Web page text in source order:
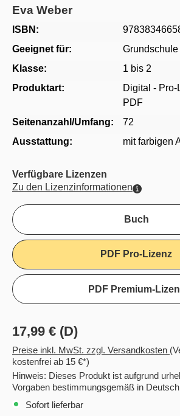
Eva Weber
ISBN:
Geeignet für:
Grundschule
Klasse:
1 bis 2
Produktart:
Digital -
PDF
Seitenanzahl/Umfang:
72
Ausstattung:
mit farbigen
Verfügbare Lizenzen
Zu den Lizenzinformationen
Buch
PDF Pro-Lizenz
PDF Premium-
17,99 € (D)
Preise inkl. MwSt. zzgl. Versandkosten
kostenfrei ab 15 €*)
Hinweis: Dieses Produkt ist aufgrund
Vorgaben bestimmungsgemäß in
Sofort lieferbar